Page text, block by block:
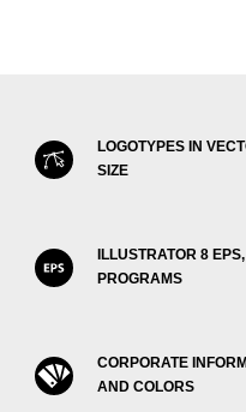
LOGOTYPES IN
SIZE
ILLUSTRATOR 8
PROGRAMS
CORPORATE
AND COLORS